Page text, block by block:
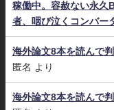
稼働中。容赦ない永久
者、咽び泣くコンバー
海外論文8本を読んで
匿名 より
海外論文8本を読んで